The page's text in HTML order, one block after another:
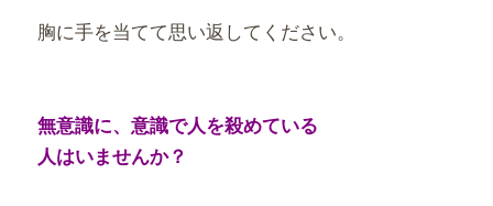
胸に手を当てて思い返してください。
無意識に、意識で人を殺めている
人はいませんか？